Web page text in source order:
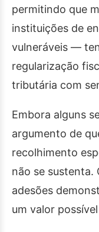
permitindo que
instituições de
vulneráveis —
regularização
tributária com
Embora alguns
argumento de
recolhimento
não se sustenta.
adesões
um valor